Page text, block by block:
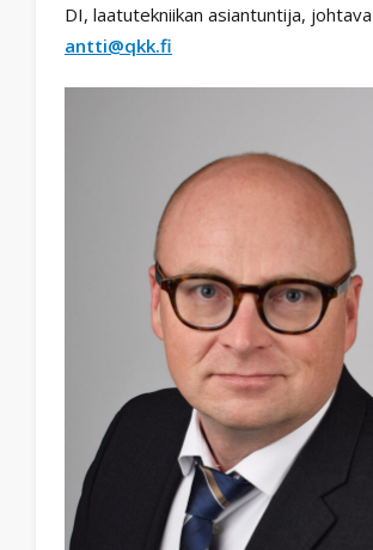
DI, laatutekniikan asiantuntija,
antti@qkk.fi